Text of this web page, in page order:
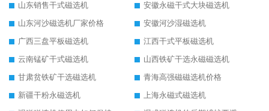
山东销售干式磁选机
安徽永磁干式大块磁选机
山东河沙磁选机厂家价格
安徽河沙湿磁选机
广西三盘平板磁选机
江西干式平板磁选机
云南锰矿干式磁选机
山西铁矿干选永磁磁选机
甘肃贫铁矿干选磁选机
青海高强磁磁选机价格
新疆干粉永磁选机
上海永磁式磁选机